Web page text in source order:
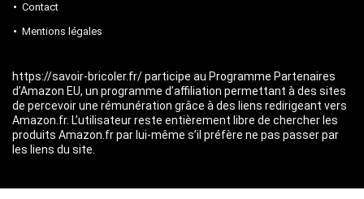
Contact
Mentions légales
https://savoir-bricoler.fr/ participe au Programme Partenaires
d’Amazon EU, un programme d’affiliation permettant à des sites
de percevoir une rémunération grâce à des liens redirigeant vers
Amazon.fr. L’utilisateur reste entièrement libre de chercher les
produits Amazon.fr par lui-même s’il préfère ne pas passer par
les liens du site.